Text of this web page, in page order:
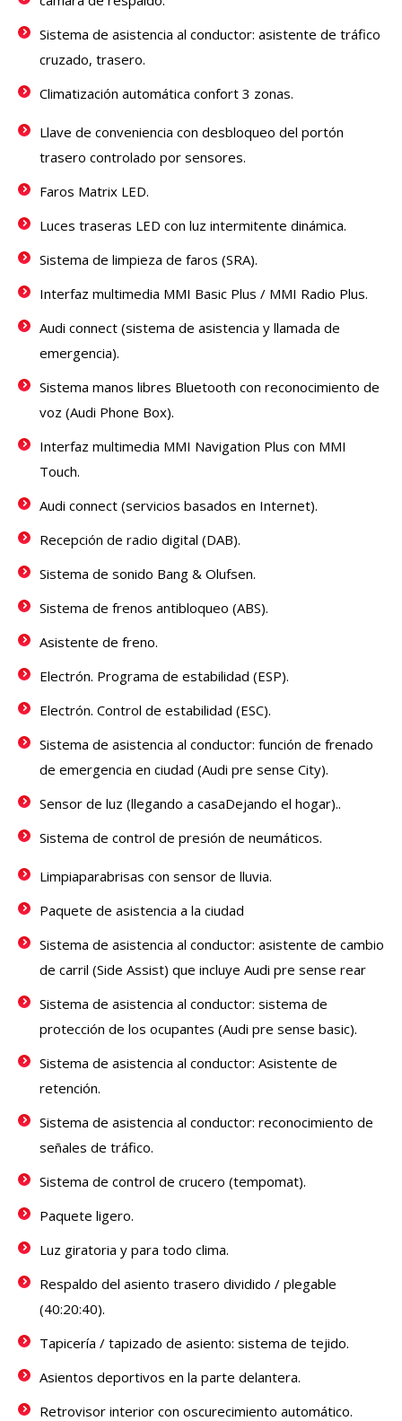
Sistema de asistencia al conductor: asistente de tráfico
cruzado, trasero.
Climatización automática confort 3 zonas.
Llave de conveniencia con desbloqueo del portón
trasero controlado por sensores.
Faros Matrix LED.
Luces traseras LED con luz intermitente dinámica.
Sistema de limpieza de faros (SRA).
Interfaz multimedia MMI Basic Plus / MMI Radio Plus.
Audi connect (sistema de asistencia y llamada de
emergencia).
Sistema manos libres Bluetooth con reconocimiento de
voz (Audi Phone Box).
Interfaz multimedia MMI Navigation Plus con MMI
Touch.
Audi connect (servicios basados ​​en Internet).
Recepción de radio digital (DAB).
Sistema de sonido Bang & Olufsen.
Sistema de frenos antibloqueo (ABS).
Asistente de freno.
Electrón. Programa de estabilidad (ESP).
Electrón. Control de estabilidad (ESC).
Sistema de asistencia al conductor: función de frenado
de emergencia en ciudad (Audi pre sense City).
Sensor de luz (llegando a casaDejando el hogar)..
Sistema de control de presión de neumáticos.
Limpiaparabrisas con sensor de lluvia.
Paquete de asistencia a la ciudad
Sistema de asistencia al conductor: asistente de cambio
de carril (Side Assist) que incluye Audi pre sense rear
Sistema de asistencia al conductor: sistema de
protección de los ocupantes (Audi pre sense basic).
Sistema de asistencia al conductor: Asistente de
retención.
Sistema de asistencia al conductor: reconocimiento de
señales de tráfico.
Sistema de control de crucero (tempomat).
Paquete ligero.
Luz giratoria y para todo clima.
Respaldo del asiento trasero dividido / plegable
(40:20:40).
Tapicería / tapizado de asiento: sistema de tejido.
Asientos deportivos en la parte delantera.
Retrovisor interior con oscurecimiento automático.